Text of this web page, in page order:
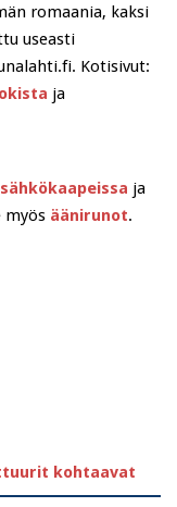
romaania, kaksi
useasti
Kotisivut:
ja
ja
myös äänirunot.
kohtaavat